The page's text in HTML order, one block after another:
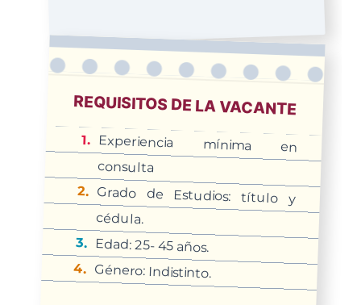
REQUISITOS DE LA VACANTE
Experiencia mínima en
consulta
Grado de Estudios: título y
cédula.
Edad: 25- 45 años.
Género: Indistinto.